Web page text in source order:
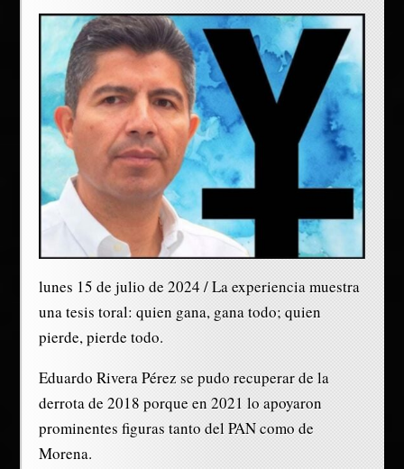
lunes 15 de julio de 2024 / La experiencia muestra
una tesis toral: quien gana, gana todo; quien
pierde, pierde todo.
Eduardo Rivera Pérez se pudo recuperar de la
derrota de 2018 porque en 2021 lo apoyaron
prominentes figuras tanto del PAN como de
Morena.